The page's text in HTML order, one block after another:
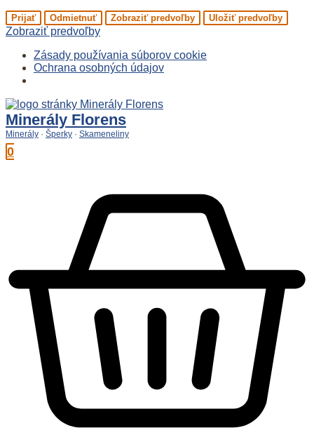
Prijať Odmietnuť Zobraziť predvoľby Uložiť predvoľby
Zobraziť predvoľby
Zásady používania súborov cookie
Ochrana osobných údajov
Preskočiť
na
obsah
Minerály Florens
Minerály · Šperky · Skameneliny
0